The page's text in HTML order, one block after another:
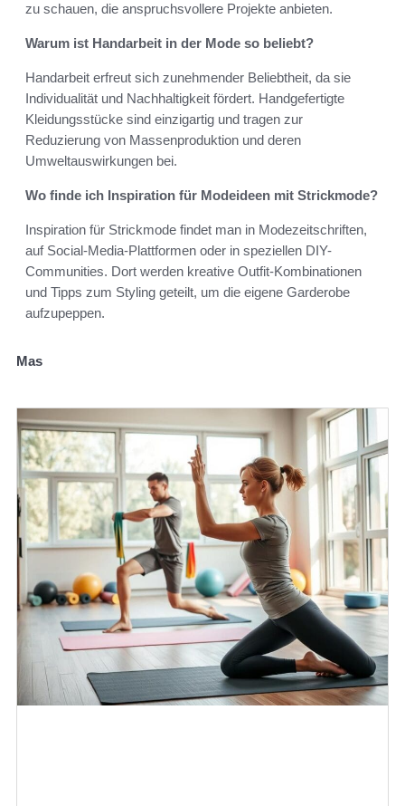
zu schauen, die anspruchsvollere Projekte anbieten.
Warum ist Handarbeit in der Mode so beliebt?
Handarbeit erfreut sich zunehmender Beliebtheit, da sie
Individualität und Nachhaltigkeit fördert. Handgefertigte
Kleidungsstücke sind einzigartig und tragen zur
Reduzierung von Massenproduktion und deren
Umweltauswirkungen bei.
Wo finde ich Inspiration für Modeideen mit Strickmode?
Inspiration für Strickmode findet man in Modezeitschriften,
auf Social-Media-Plattformen oder in speziellen DIY-
Communities. Dort werden kreative Outfit-Kombinationen
und Tipps zum Styling geteilt, um die eigene Garderobe
aufzupeppen.
Mas